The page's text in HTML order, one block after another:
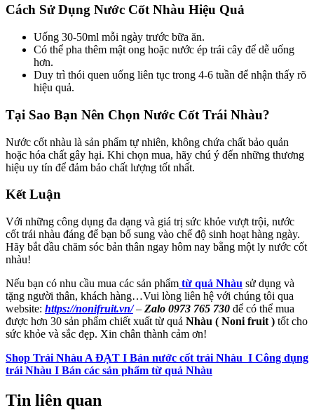
Cách Sử Dụng Nước Cốt Nhàu Hiệu Quả
Uống 30-50ml mỗi ngày trước bữa ăn.
Có thể pha thêm mật ong hoặc nước ép trái cây để dễ uống
hơn.
Duy trì thói quen uống liên tục trong 4-6 tuần để nhận thấy rõ
hiệu quả.
Tại Sao Bạn Nên Chọn Nước Cốt Trái Nhàu?
Nước cốt nhàu là sản phẩm tự nhiên, không chứa chất bảo quản
hoặc hóa chất gây hại. Khi chọn mua, hãy chú ý đến những thương
hiệu uy tín để đảm bảo chất lượng tốt nhất.
Kết Luận
Với những công dụng đa dạng và giá trị sức khỏe vượt trội, nước
cốt trái nhàu đáng để bạn bổ sung vào chế độ sinh hoạt hàng ngày.
Hãy bắt đầu chăm sóc bản thân ngay hôm nay bằng một ly nước cốt
nhàu!
Nếu bạn có nhu cầu mua các sản phẩm từ quả Nhàu sử dụng và
tặng người thân, khách hàng…Vui lòng liên hệ với chúng tôi qua
website: https://nonifruit.vn/– Zalo 0973 765 730 để có thể mua
được hơn 30 sản phẩm chiết xuất từ quả Nhàu ( Noni fruit ) tốt cho
sức khỏe và sắc đẹp. Xin chân thành cảm ơn!
Shop Trái Nhàu A ĐẠT I Bán nước cốt trái Nhàu I Công dụng
trái Nhàu I Bán các sản phẩm từ quả Nhàu
Tin liên quan